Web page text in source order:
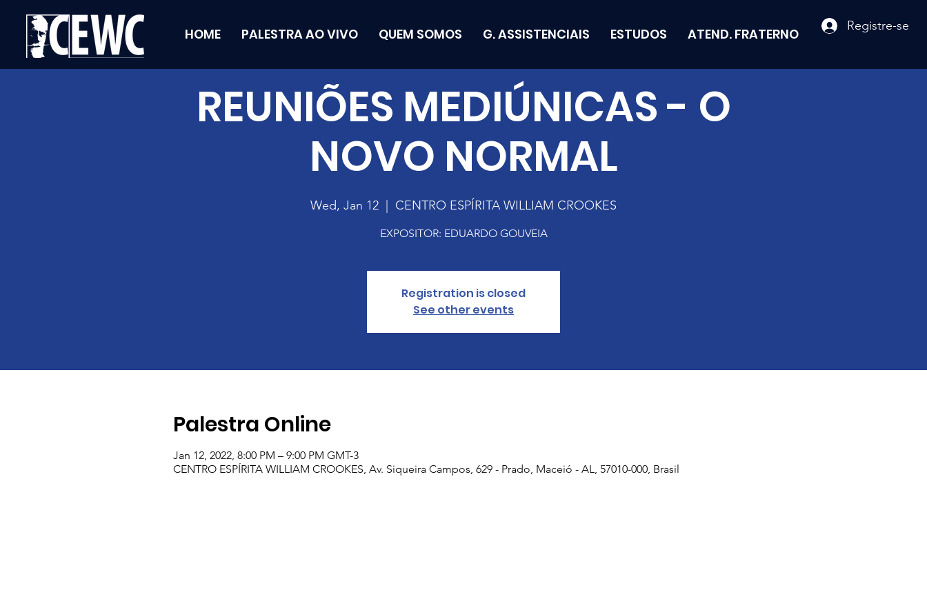
HOME PALESTRA AO VIVO QUEM SOMOS G. ASSISTENCIAIS ESTUDOS ATEND. FRATERNO
Registre-se
REUNIÕES MEDIÚNICAS - O
NOVO NORMAL
Wed, Jan 12 CENTRO ESPÍRITA WILLIAM CROOKES
EXPOSITOR: EDUARDO GOUVEIA
Registration is closed
See other events
Palestra Online
Jan 12, 2022, 8:00 PM – 9:00 PM GMT-3
CENTRO ESPÍRITA WILLIAM CROOKES, Av. Siqueira Campos, 629 - Prado, Maceió - AL, 57010-000, Brasil